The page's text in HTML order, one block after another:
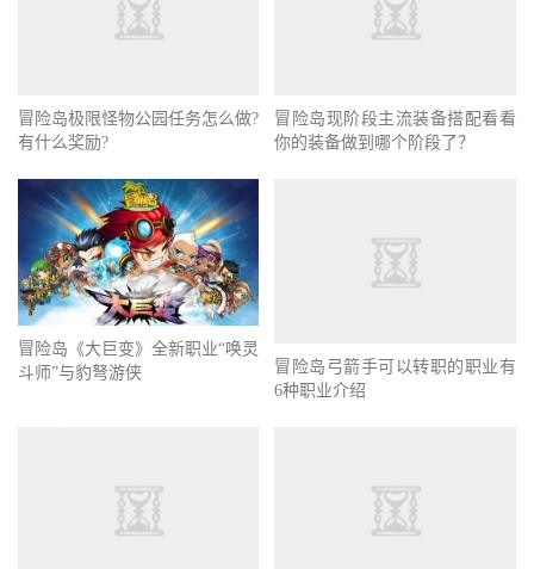
冒险岛极限怪物公园任务怎么做?
冒险岛现阶段主流装备搭配看看
你的装备做到哪个阶段了？
冒险岛《大巨变》全新职业“唤灵
斗师”与豹弩游侠
冒险岛弓箭手可以转职的职业有
6种职业介绍